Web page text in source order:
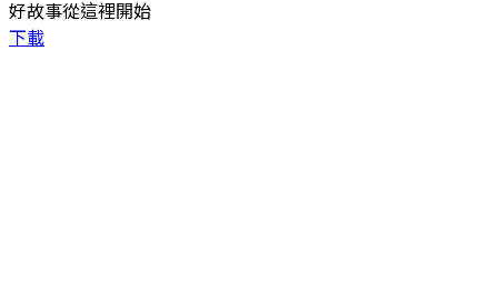
好故事從這裡開始
下載